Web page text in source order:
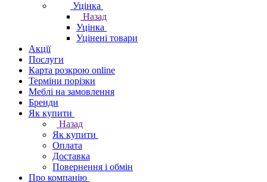
Уцінка
Назад
Уцінка
Уцінені товари
Акції
Послуги
Карта розкрою online
Терміни порізки
Меблі на замовлення
Бренди
Як купити
Назад
Як купити
Оплата
Доставка
Повернення і обмін
Про компанію